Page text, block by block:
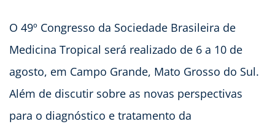
O 49º Congresso da Sociedade Brasileira de
Medicina Tropical será realizado de 6 a 10 de
agosto, em Campo Grande, Mato Grosso do Sul.
Além de discutir sobre as novas perspectivas
para o diagnóstico e tratamento da